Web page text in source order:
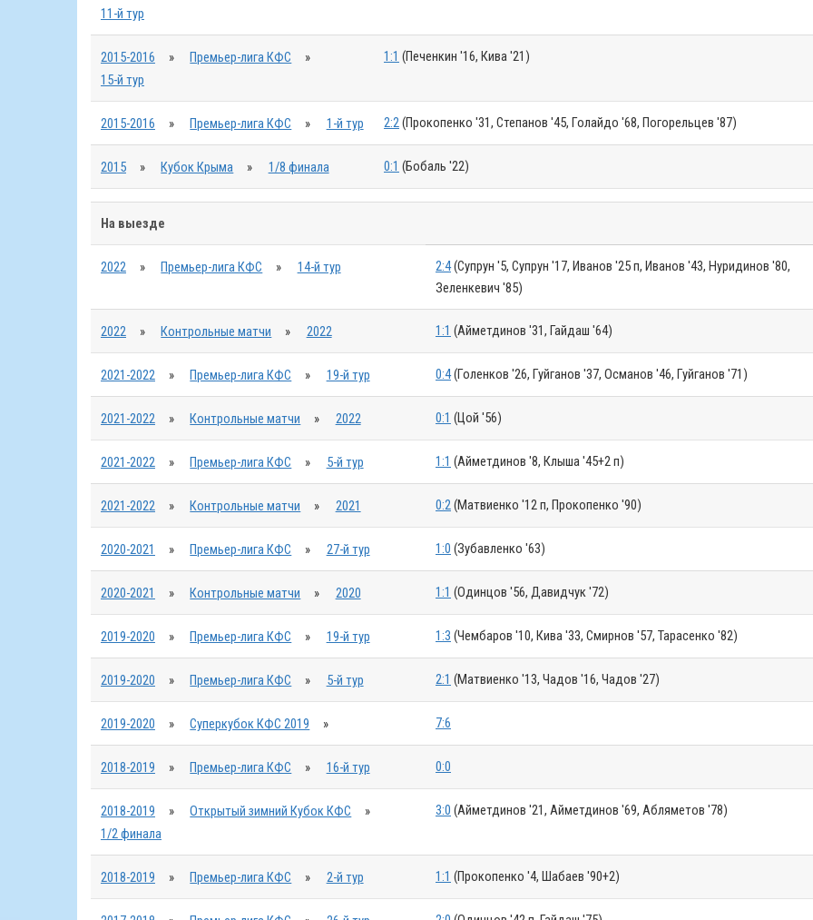
11-й тур
2015-2016 » Премьер-лига КФС
»
15-й тур
1:1 (Печенкин '16, Кива '21)
2015-2016 » Премьер-лига КФС » 1-й тур 2:2 (Прокопенко '31, Степанов '45, Голайдо '68, Погорельцев '87)
2015 » Кубок Крыма » 1/8 финала 0:1 (Бобаль '22)
На выезде
2022 » Премьер-лига КФС » 14-й тур 2:4(Супрун '5, Супрун '17, Иванов '25 п, Иванов '43, Нуридинов '80,
Зеленкевич '85)
2022 » Контрольные матчи » 2022 1:1 (Айметдинов '31, Гайдаш '64)
2021-2022 » Премьер-лига КФС » 19-й тур 0:4(Голенков '26, Гуйганов '37, Османов '46, Гуйганов '71)
2021-2022 » Контрольные матчи » 2022 0:1 (Цой '56)
2021-2022 » Премьер-лига КФС » 5-й тур 1:1 (Айметдинов '8, Клыша '45+2 п)
2021-2022 » Контрольные матчи » 2021 0:2(Матвиенко '12 п, Прокопенко '90)
2020-2021 » Премьер-лига КФС » 27-й тур 1:0 (Зубавленко '63)
2020-2021 » Контрольные матчи » 2020 1:1 (Одинцов '56, Давидчук '72)
2019-2020 » Премьер-лига КФС » 19-й тур 1:3 (Чембаров '10, Кива '33, Смирнов '57, Тарасенко '82)
2019-2020 » Премьер-лига КФС » 5-й тур 2:1 (Матвиенко '13, Чадов '16, Чадов '27)
2019-2020 » Суперкубок КФС 2019 » 7:6
2018-2019 » Премьер-лига КФС » 16-й тур 0:0
2018-2019 » Открытый зимний Кубок КФС
»
1/2 финала
3:0 (Айметдинов '21, Айметдинов '69, Абляметов '78)
2018-2019 » Премьер-лига КФС » 2-й тур 1:1 (Прокопенко '4, Шабаев '90+2)